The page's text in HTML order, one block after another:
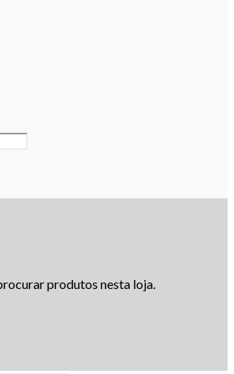
produtos nesta loja.